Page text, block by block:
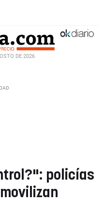
DE 2026
policías